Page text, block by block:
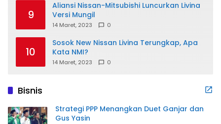
9
Aliansi Nissan-Mitsubishi Luncurkan Livina
Versi Mungil
14 Maret, 2023 0
10
Sosok New Nissan Livina Terungkap, Apa
Kata NMI?
14 Maret, 2023 0
Bisnis
Strategi PPP Menangkan Duet Ganjar dan
Gus Yasin